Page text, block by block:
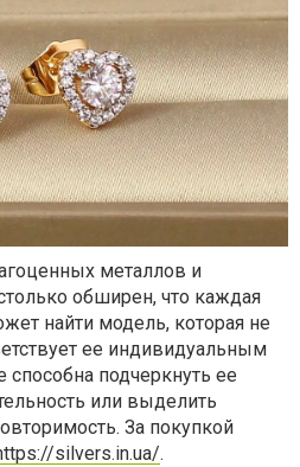
металлов и
обширен, что каждая
найти модель, которая не
ее индивидуальным
подчеркнуть ее
или выделить
За покупкой
silvers.in.ua/.